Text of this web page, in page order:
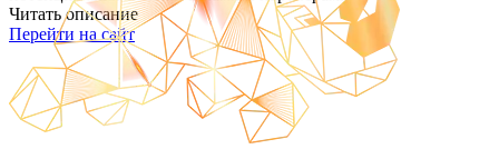
Читать описание
Перейти на сайт